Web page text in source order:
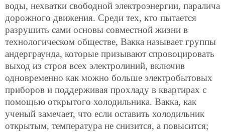
воды, нехватки свободной электроэнергии, паралича
дорожного движения. Среди тех, кто пытается
разрушить сами основы совместной жизни в
технологическом обществе, Вакка называет группы
андерграунда, которые призывают спровоцировать
выход из строя всех электролиний, включив
одновременно как можно больше электробытовых
приборов и поддерживая прохладу в квартирах с
помощью открытого холодильника. Вакка, как
ученый замечает, что если оставить холодильник
открытым, температура не снизится, а повысится;